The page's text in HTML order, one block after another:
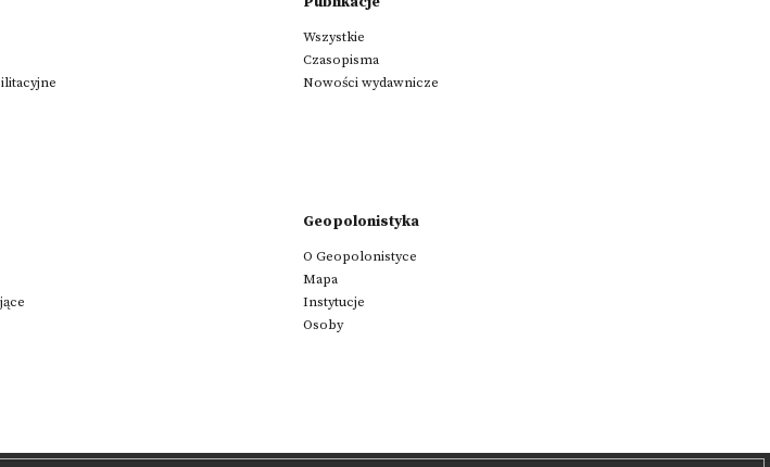
Wszystkie
Czasopisma
Nowości wydawnicze
Geopolonistyka
O Geopolonistyce
Mapa
Instytucje
Osoby